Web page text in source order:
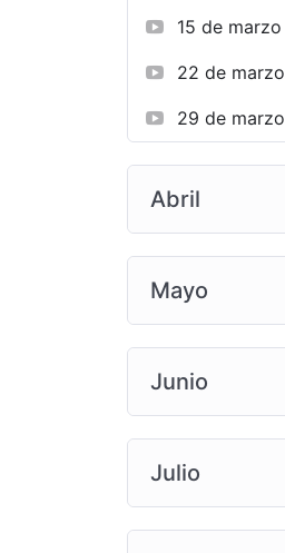
15 de marzo
22 de marzo
29 de marzo
Abril
Mayo
Junio
Julio